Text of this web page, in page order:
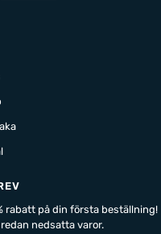
rabatt på din första beställning!
nedsatta varor.